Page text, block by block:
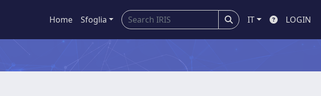
Home Sfoglia IT LOGIN